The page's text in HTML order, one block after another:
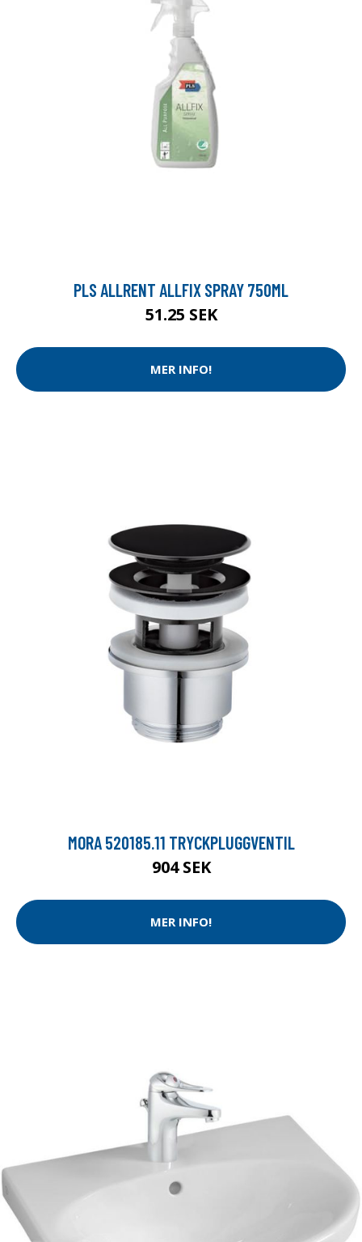
PLS ALLRENT ALLFIX SPRAY 750ML
51.25 SEK
MER INFO!
MORA 520185.11 TRYCKPLUGGVENTIL
904 SEK
MER INFO!